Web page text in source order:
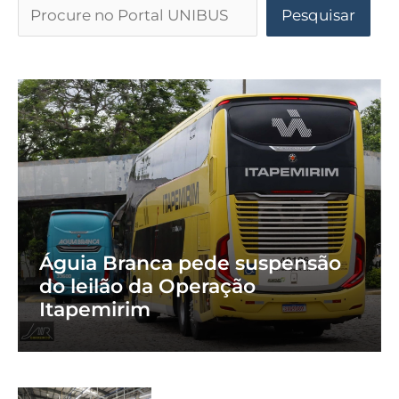
Pesquisar
Águia Branca pede suspensão
do leilão da Operação
Itapemirim